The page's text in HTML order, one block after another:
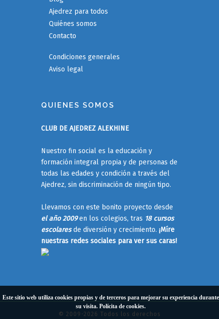
Ajedrez para todos
Quiénes somos
Contacto
Condiciones generales
Aviso legal
QUIENES SOMOS
CLUB DE AJEDREZ ALEKHINE
Nuestro fin social es la educación y
formación integral propia y de personas de
todas las edades y condición a través del
Ajedrez, sin discriminación de ningún tipo.
Llevamos con este bonito proyecto desde
el año 2009en los colegios, tras 18 cursos
escolaresde diversión y crecimiento. ¡Míre
nuestras redes sociales para ver sus caras!
© 2009-2026 Todos los derechos
Este sitio web utiliza cookies propias y de terceros para mejorar su experiencia durante
su visita. Polícita de cookies.